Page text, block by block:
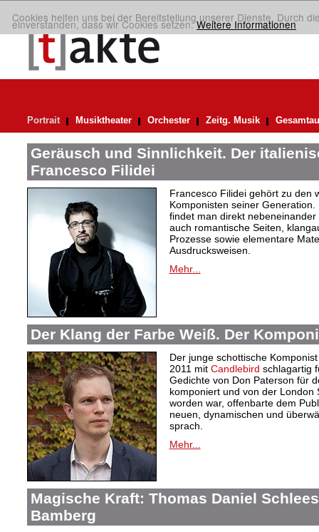
Cookies helfen uns bei der Bereitstellung unserer Dienste. Durch
einverstanden, dass wir Cookies setzen.Weitere Informationen
Portrait Musiktheater Orchester Zeitg. Musik
Geräusch und Sinnlichkeit. Der
Francesco Filidei
Francesco Filidei gehört zu den
Komponisten seiner
findet man direkt
auch romantische Seiten,
Prozesse sowie elementare
Ausdrucksweisen.
Mehr...
Der Klang der Farbe Weiß. Der
Der junge schottische
2011 mit Candlebird schlagartig
Gedichte von Don Paterson für
komponiert und von der London
worden war, offenbarte dem
neuen, dynamischen und
sprach.
Mehr...
Magische Kraft: Thomas Daniel
Bamberg